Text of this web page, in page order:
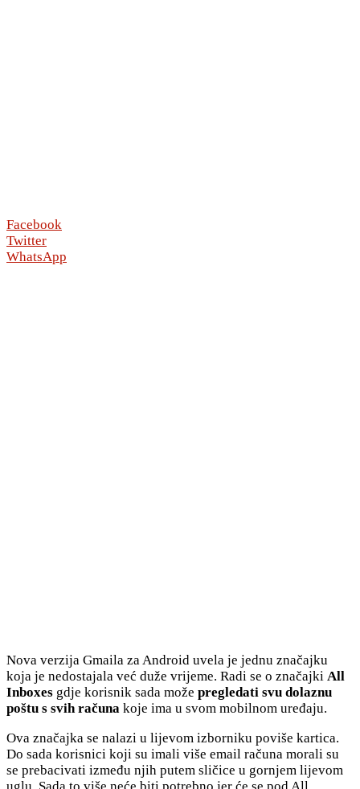
Facebook
Twitter
WhatsApp
Nova verzija Gmaila za Android uvela je jednu značajku
koja je nedostajala već duže vrijeme. Radi se o značajki All
Inboxes gdje korisnik sada može pregledati svu dolaznu
poštu s svih računa koje ima u svom mobilnom uređaju.
Ova značajka se nalazi u lijevom izborniku poviše kartica.
Do sada korisnici koji su imali više email računa morali su
se prebacivati između njih putem sličice u gornjem lijevom